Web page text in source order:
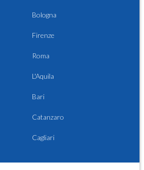
Bologna
Firenze
Roma
L'Aquila
Bari
Catanzaro
Cagliari